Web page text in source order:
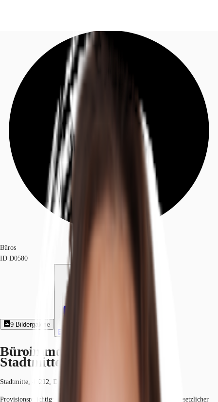
Investieren
Marktinformationen
Mehrwert
Coworking
Ihre Ansprechpartner
Favoriten
Jetzt anrufen
Büros
ID D0580
9 Bildergalerie
Exposé herunterladen
Büroimmobilie - Düsseldorf,
Stadtmitte - D0580
Stadtmitte, 40212, Düsseldorf, Nordrhein-Westfalen
Provisionspflichtig: bei Anmietung 3 Netto-Monatsmieten zzgl. gesetzlicher